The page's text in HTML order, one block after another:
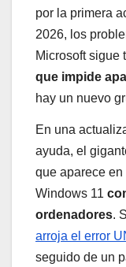
por la primera
2026, los
Microsoft sigue
que impide
hay un nuevo
En una
ayuda, el
que aparece
Windows 11
ordenadores.
arroja el error
seguido de un